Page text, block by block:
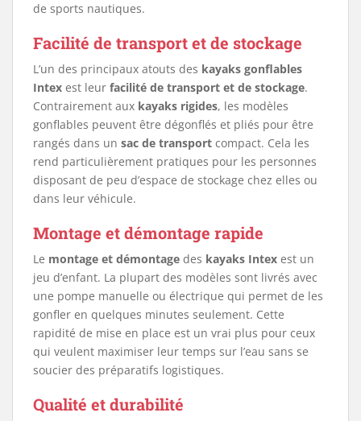
de sports nautiques.
Facilité de transport et de stockage
L’un des principaux atouts des kayaks gonflables
Intex est leur facilité de transport et de stockage.
Contrairement aux kayaks rigides, les modèles
gonflables peuvent être dégonflés et pliés pour être
rangés dans un sac de transport compact. Cela les
rend particulièrement pratiques pour les personnes
disposant de peu d’espace de stockage chez elles ou
dans leur véhicule.
Montage et démontage rapide
Le montage et démontage des kayaks Intex est un
jeu d’enfant. La plupart des modèles sont livrés avec
une pompe manuelle ou électrique qui permet de les
gonfler en quelques minutes seulement. Cette
rapidité de mise en place est un vrai plus pour ceux
qui veulent maximiser leur temps sur l’eau sans se
soucier des préparatifs logistiques.
Qualité et durabilité